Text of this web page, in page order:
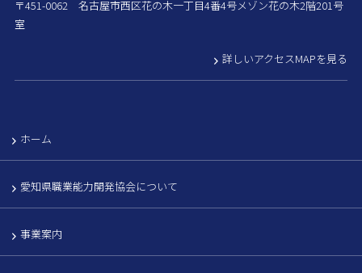
〒451-0062 名古屋市西区花の木一丁目4番4号メゾン花の木2階201号
室
詳しいアクセスMAPを見る
ホーム
愛知県職業能力開発協会について
事業案内